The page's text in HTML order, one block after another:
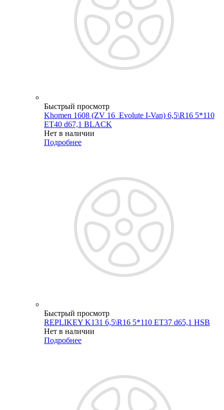
Быстрый просмотр
Khomen 1608 (ZV 16_Evolute I-Van) 6,5\R16 5*110
ET40 d67,1 BLACK
Нет в наличии
Подробнее
Быстрый просмотр
REPLIKEY K131 6,5\R16 5*110 ET37 d65,1 HSB
Нет в наличии
Подробнее